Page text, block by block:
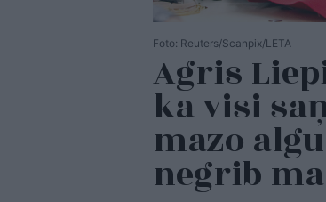
Foto: Reuters/Scanpix/LETA
Agris
ka visi
mazo
negrib